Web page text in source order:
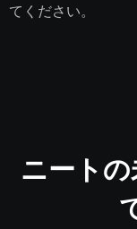
てください。
ニート